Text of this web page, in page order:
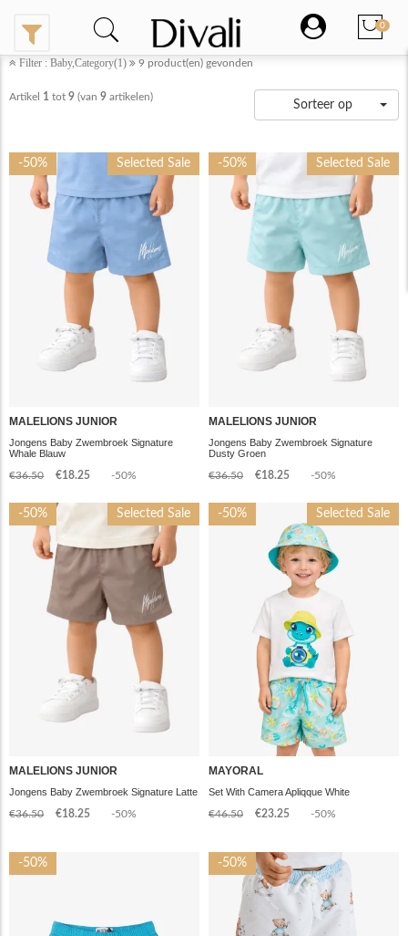
0
Filter : Baby,Category(1) 9 product(en) gevonden
Artikel 1 tot 9 (van 9 artikelen)
Sorteer op
-50% Selected Sale
MALELIONS JUNIOR
Jongens Baby Zwembroek Signature
Whale Blauw
€36.50
€18.25 -50%
-50% Selected Sale
MALELIONS JUNIOR
Jongens Baby Zwembroek Signature
Dusty Groen
€36.50
€18.25 -50%
-50% Selected Sale
MALELIONS JUNIOR
Jongens Baby Zwembroek Signature Latte
€36.50
€18.25 -50%
-50% Selected Sale
MAYORAL
Set With Camera Apliqque White
€46.50
€23.25 -50%
-50% -50%